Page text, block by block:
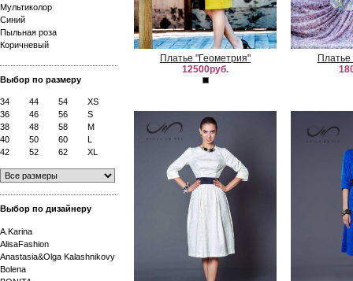
Мультиколор
Синий
Пыльная роза
Коричневый
Выбор по размеру
34 44 54
XS
36
46 56
S
38
48 58
M
40
50 60
L
42
52 62 XL
Выбор по дизайнеру
A.Karina
AlisaFashion
Anastasia&Olga Kalashnikovy
Bolena
Платье "Геометрия"
12500руб.
Платье